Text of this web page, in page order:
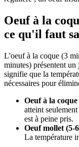
Oeuf à la
ce qu'il faut
L'oeuf à la coque (3
minutes) présentent
signifie que la
nécessaires pour
Oeuf à la
atteint seulement
est à peine pris.
Oeuf mollet (5-
La température